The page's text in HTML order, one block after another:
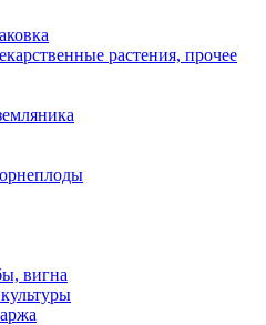
растения, прочее
вигна